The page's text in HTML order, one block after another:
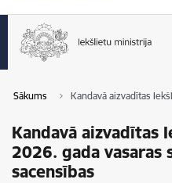
Sākums Kandavā aizvadītas
Kandavā aizvadītas
2026. gada vasaras
sacensības